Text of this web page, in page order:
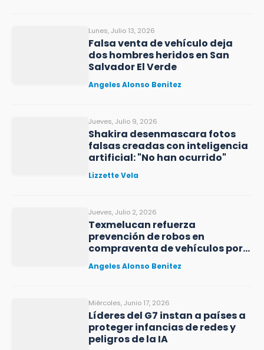
Lunes, Julio 13, 2026
Falsa venta de vehículo deja
dos hombres heridos en San
Salvador El Verde
Angeles Alonso Benitez
Jueves, Julio 9, 2026
Shakira desenmascara fotos
falsas creadas con inteligencia
artificial: "No han ocurrido"
Lizzette Vela
Jueves, Julio 2, 2026
Texmelucan refuerza
prevención de robos en
compraventa de vehículos por
redes
Angeles Alonso Benitez
Miércoles, Junio 17, 2026
Líderes del G7 instan a países a
proteger infancias de redes y
peligros de la IA